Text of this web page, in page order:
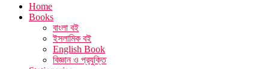
Home
Books
বাংলা বই
ইসলামিক বই
English Book
বিজ্ঞান ও প্রযুক্তি